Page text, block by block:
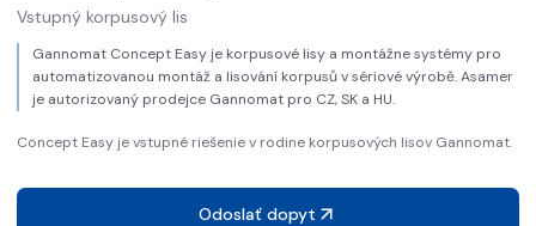
Vstupný korpusový lis
Gannomat Concept Easy je korpusové lisy a montážne systémy pro
automatizovanou montáž a lisování korpusů v sériové výrobě. Asamer
je autorizovaný prodejce Gannomat pro CZ, SK a HU.
Concept Easy je vstupné riešenie v rodine korpusových lisov Gannomat.
Odoslať dopyt